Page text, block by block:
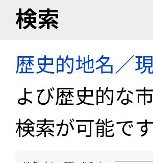
検索
歴史的地名／
よび歴史的な
検索が可能です